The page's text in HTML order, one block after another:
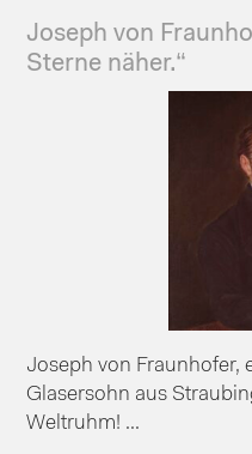
Joseph von
Sterne näher.“
Joseph von Fraunhofer,
Glasersohn aus
Weltruhm! ...